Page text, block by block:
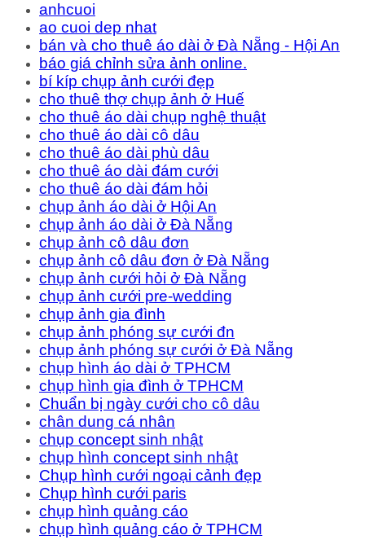
anhcuoi
ao cuoi dep nhat
bán và cho thuê áo dài ở Đà Nẵng - Hội An
báo giá chỉnh sửa ảnh online.
bí kíp chụp ảnh cưới đẹp
cho thuê thợ chụp ảnh ở Huế
cho thuê áo dài chụp nghệ thuật
cho thuê áo dài cô dâu
cho thuê áo dài phù dâu
cho thuê áo dài đám cưới
cho thuê áo dài đám hỏi
chụp ảnh áo dài ở Hội An
chụp ảnh áo dài ở Đà Nẵng
chụp ảnh cô dâu đơn
chụp ảnh cô dâu đơn ở Đà Nẵng
chụp ảnh cưới hỏi ở Đà Nẵng
chụp ảnh cưới pre-wedding
chụp ảnh gia đình
chụp ảnh phóng sự cưới đn
chụp ảnh phóng sự cưới ở Đà Nẵng
chụp hình áo dài ở TPHCM
chụp hình gia đình ở TPHCM
Chuẩn bị ngày cưới cho cô dâu
chân dung cá nhân
chụp concept sinh nhật
chụp hình concept sinh nhật
Chụp hình cưới ngoại cảnh đẹp
Chụp hình cưới paris
chụp hình quảng cáo
chụp hình quảng cáo ở TPHCM